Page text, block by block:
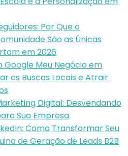
Por Que o
São as Únicas
em 2026
Google Meu Negócio em
as Buscas Locais e Atrair
Digital: Desvendando
Sua Empresa
Como Transformar Seu
de Geração de Leads B2B